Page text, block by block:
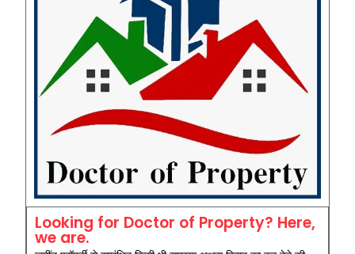
Looking for Doctor of Property? Here,
we are.